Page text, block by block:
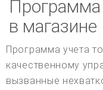
Программа
в магазине
Программа учета
качественному
вызванные